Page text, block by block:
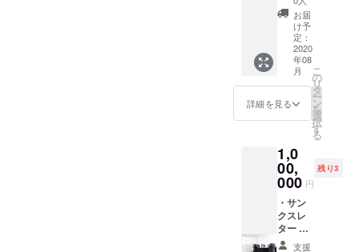
しま
す） ・
アー
ティス
トによ
るオー
ダー作
品制
作/1作
品（10
当）
カー ・
EnoGG
特製
キーホ
ルダー
（数量
限定）
・レン
タル利
用提供
(東北地
方限定)
・
Facebo
okグ
ループ
にご招
待（随
お届
け予
定：
2020
年08
月
詳細を見る
こ
の
リ
タ
ー
ン
を
選
択
す
る
1,0
00,
000 円
残り3
・サン
クスレ
ター ・
EnoGG
支援